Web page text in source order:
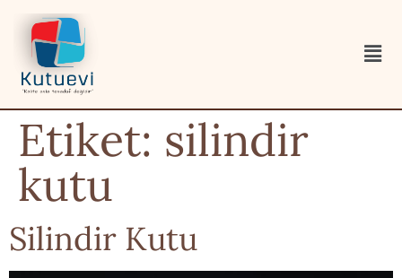
Etiket: silindir
kutu
Silindir Kutu